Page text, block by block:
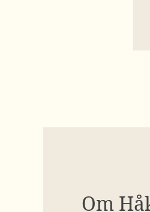
Om